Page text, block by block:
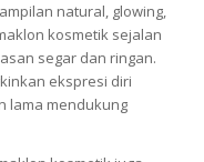
natural, glowing,
kosmetik sejalan
segar dan ringan.
ekspresi diri
lama mendukung